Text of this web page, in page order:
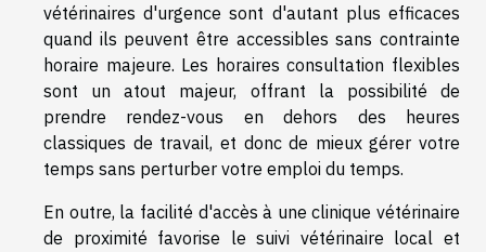
vétérinaires d'urgence sont d'autant plus efficaces
quand ils peuvent être accessibles sans contrainte
horaire majeure. Les horaires consultation flexibles
sont un atout majeur, offrant la possibilité de
prendre rendez-vous en dehors des heures
classiques de travail, et donc de mieux gérer votre
temps sans perturber votre emploi du temps.
En outre, la facilité d'accès à une clinique vétérinaire
de proximité favorise le suivi vétérinaire local et